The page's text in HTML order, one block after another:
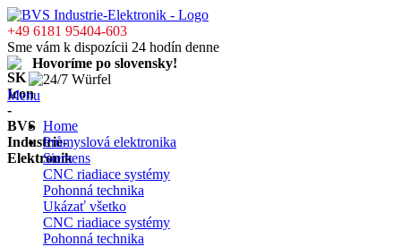
+49 6181 95404-603
Sme vám k dispozícii 24 hodín denne
Hovoríme po slovensky!
Menu
Home
Průmyslová elektronika
Siemens
CNC riadiace systémy
Pohonná technika
Ukázať všetko
CNC riadiace systémy
Pohonná technika